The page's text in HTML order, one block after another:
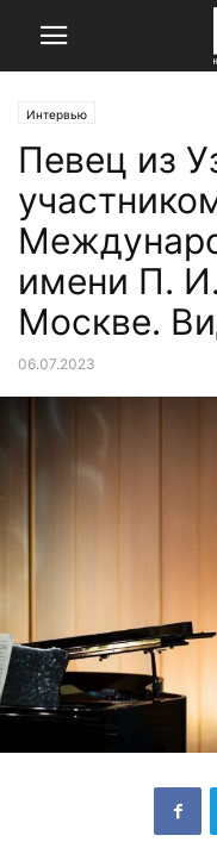
Интервью
Певец из
имени П.
Москве.
06.07.2023